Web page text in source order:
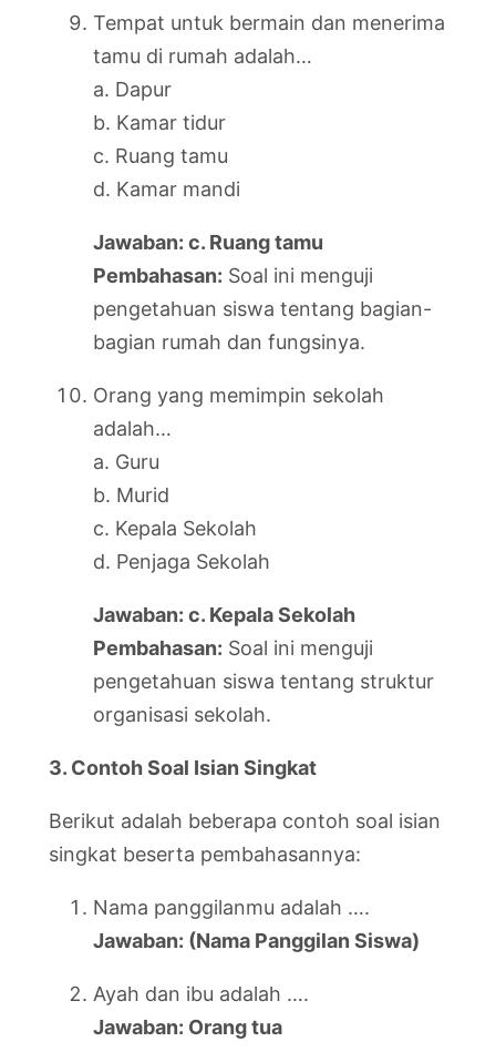
Tempat untuk bermain dan menerima
tamu di rumah adalah…
a. Dapur
b. Kamar tidur
c. Ruang tamu
d. Kamar mandi
Jawaban: c. Ruang tamu
Pembahasan: Soal ini menguji
pengetahuan siswa tentang bagian-
bagian rumah dan fungsinya.
Orang yang memimpin sekolah
adalah…
a. Guru
b. Murid
c. Kepala Sekolah
d. Penjaga Sekolah
Jawaban: c. Kepala Sekolah
Pembahasan: Soal ini menguji
pengetahuan siswa tentang struktur
organisasi sekolah.
3. Contoh Soal Isian Singkat
Berikut adalah beberapa contoh soal isian
singkat beserta pembahasannya:
Nama panggilanmu adalah ….
Jawaban: (Nama Panggilan Siswa)
Ayah dan ibu adalah ….
Jawaban: Orang tua